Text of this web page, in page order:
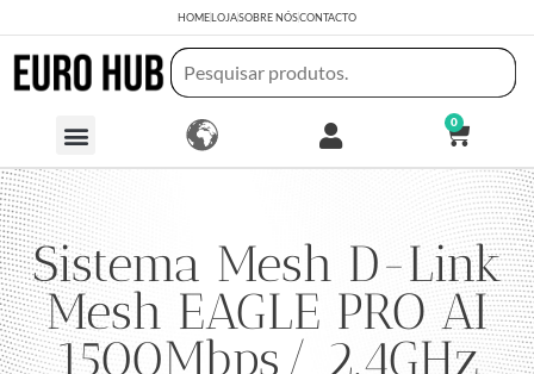
HOMELOJASOBRE NÓSCONTACTO
0
Sistema Mesh D-Link
Mesh EAGLE PRO AI
1500Mbps/ 2.4GHz